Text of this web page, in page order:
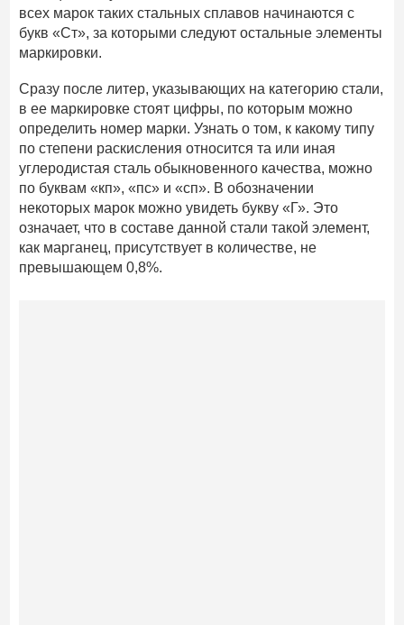
всех марок таких стальных сплавов начинаются с
букв «Ст», за которыми следуют остальные элементы
маркировки.
Сразу после литер, указывающих на категорию стали,
в ее маркировке стоят цифры, по которым можно
определить номер марки. Узнать о том, к какому типу
по степени раскисления относится та или иная
углеродистая сталь обыкновенного качества, можно
по буквам «кп», «пс» и «сп». В обозначении
некоторых марок можно увидеть букву «Г». Это
означает, что в составе данной стали такой элемент,
как марганец, присутствует в количестве, не
превышающем 0,8%.